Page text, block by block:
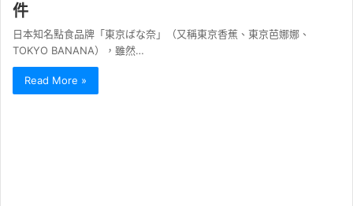
件
日本知名點食品牌「東京ばな奈」（又稱東京香蕉、東京芭娜娜、
TOKYO BANANA），雖然…
Read More »